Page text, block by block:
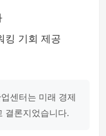
킹 기회 제공
센터는 미래 경제
결론지었습니다.